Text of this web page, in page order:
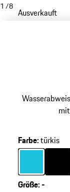
1 /8
Ausverkauft
Farbe:türkis
FarbetürkisFarbe
Größe:-